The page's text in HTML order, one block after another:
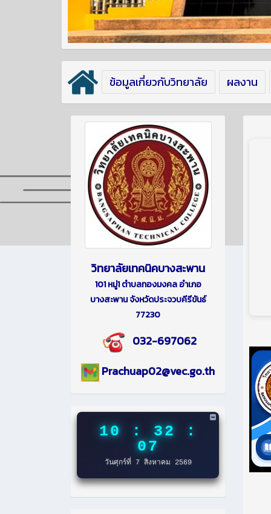
ข้อมูลเกี่ยวกับวิทยาลัย ผลงาน
วิทยาลัยเทคนิคบางสะพาน
101 หมู่1 ตำบลทองมงคล อำเภอ
บางสะพาน จังหวัดประจวบคีรีขันธ์
77230
032-697062
Prachuap02@vec.go.th
10 : 32 :
08
วันศุกร์ที่ 7 สิงหาคม 2569